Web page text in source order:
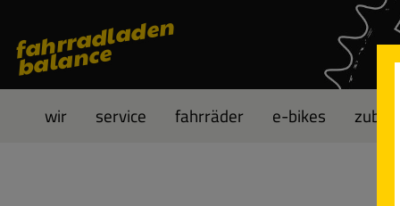
Hauptinhalt springen
Zur Hauptnavigation springen
fahrradladen
balance
wir service fahrräder e-bikes zubehör